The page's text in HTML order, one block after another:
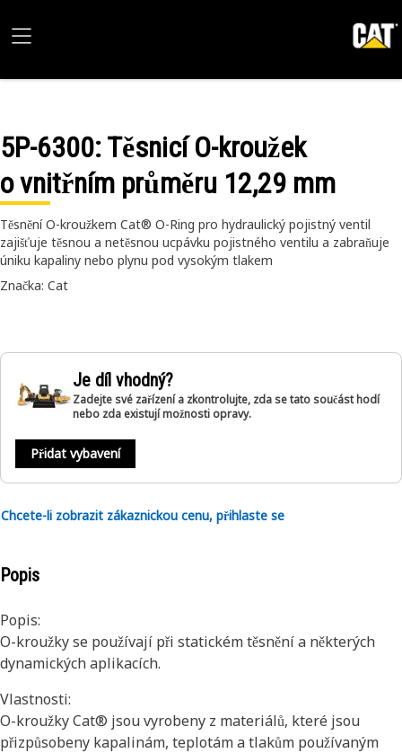
5P-6300: Těsnicí O-kroužek
o vnitřním průměru 12,29 mm
Těsnění O-kroužkem Cat® O-Ring pro hydraulický pojistný ventil
zajišťuje těsnou a netěsnou ucpávku pojistného ventilu a zabraňuje
úniku kapaliny nebo plynu pod vysokým tlakem
Značka: Cat
Je díl vhodný?
Zadejte své zařízení a zkontrolujte, zda se tato součást hodí
nebo zda existují možnosti opravy.
Přidat vybavení
Chcete-li zobrazit zákaznickou cenu, přihlaste se
Popis
Popis:
O-kroužky se používají při statickém těsnění a některých
dynamických aplikacích.
Vlastnosti:
O-kroužky Cat® jsou vyrobeny z materiálů, které jsou
přizpůsobeny kapalinám, teplotám a tlakům používaným